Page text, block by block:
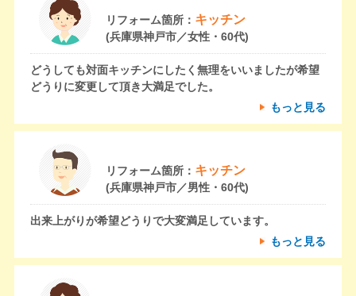
リフォーム箇所： キッチン
(兵庫県神戸市／女性・60代)
どうしても対面キッチンにしたく無理をいいましたが希望
どうりに変更して頂き大満足でした。
もっと見る
リフォーム箇所： キッチン
(兵庫県神戸市／男性・60代)
出来上がりが希望どうりで大変満足しています。
もっと見る